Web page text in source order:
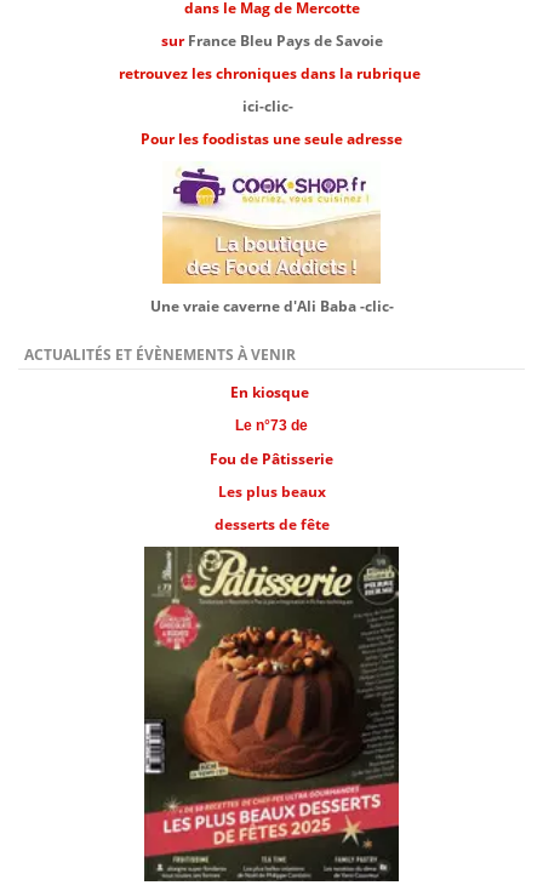
dans le Mag de Mercotte
sur France Bleu Pays de Savoie
retrouvez les chroniques dans la rubrique
ici-clic-
Pour les foodistas une seule adresse
Une vraie caverne d'Ali Baba -clic-
ACTUALITÉS ET ÉVÈNEMENTS À VENIR
En kiosque
Le n°73 de
Fou de Pâtisserie
Les plus beaux
desserts de fête